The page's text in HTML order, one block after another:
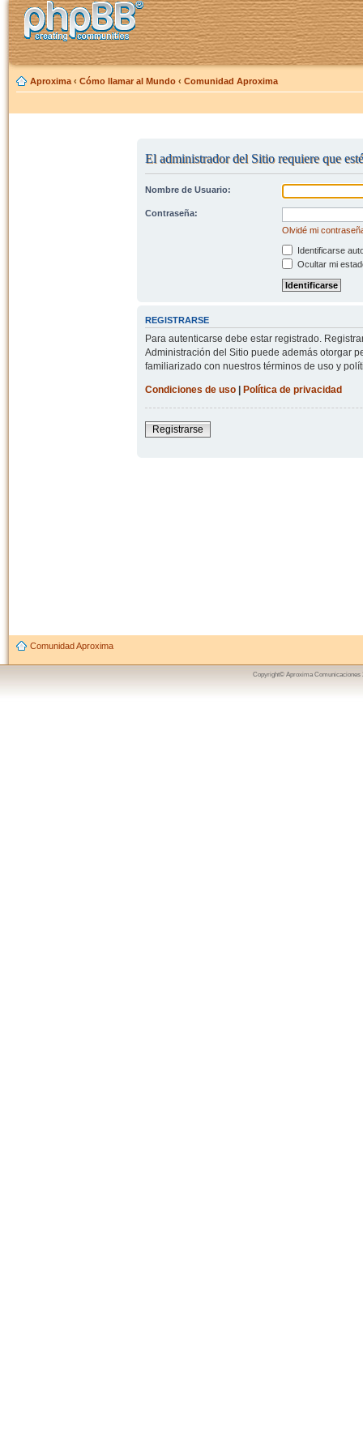
Aproxima ‹ Cómo llamar al Mundo ‹ Comunidad Aproxima
El administrador del Sitio requiere que
Nombre de Usuario:
Contraseña:
Olvidé mi
Identificarse
Ocultar mi
REGISTRARSE
Para autenticarse debe estar registrado.
Administración del Sitio puede además otorgar
familiarizado con nuestros términos de uso y
Condiciones de uso| Política de privacidad
Registrarse
Comunidad Aproxima
Copyright© Aproxima Comunicaciones